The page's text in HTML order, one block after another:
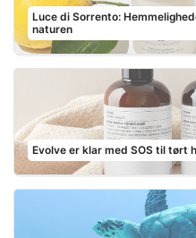
Luce di Sorrento:
naturen
Evolve er klar med SOS til tørt